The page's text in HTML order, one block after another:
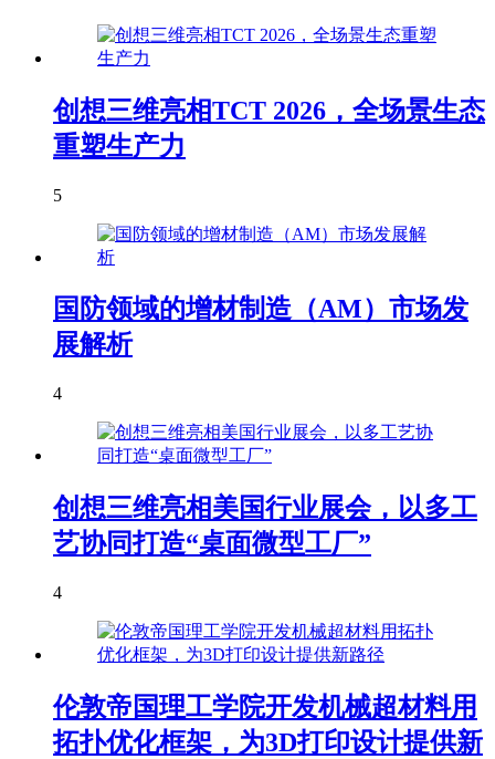
创想三维亮相TCT 2026，全场景生态
重塑生产力
5
国防领域的增材制造（AM）市场发
展解析
4
创想三维亮相美国行业展会，以多工
艺协同打造“桌面微型工厂”
4
伦敦帝国理工学院开发机械超材料用
拓扑优化框架，为3D打印设计提供新